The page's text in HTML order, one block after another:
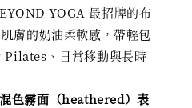
YOGA 最招牌的布
膚的奶油柔軟感，帶輕包
Pilates、日常移動與長時
混色霧面（heathered）表